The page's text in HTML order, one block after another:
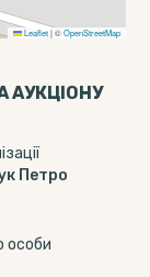
Leaflet |©OpenStreetMap
АУКЦІОНУ
Петро
особи